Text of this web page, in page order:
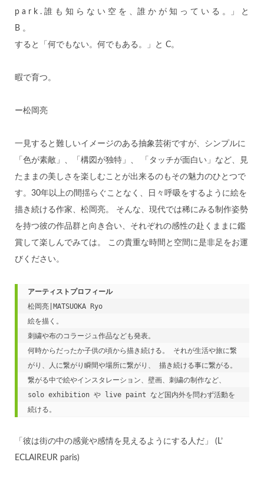
p a r k . 誰 も 知 ら な い 空 を 、誰 か が 知 っ て い る 。」 と
B 。
すると「何でもない。何でもある。」と C。
暇で育つ。
ー松岡亮
一見すると難しいイメージのある抽象芸術ですが、シンプルに
「色が素敵」、「構図が独特」、 「タッチが面白い」など、見
たままの美しさを楽しむことが出来るのもその魅力のひとつで
す。30年以上の間揺らぐことなく、日々呼吸をするように絵を
描き続ける作家、松岡亮。 そんな、現代では稀にみる制作姿勢
を持つ彼の作品群と向き合い、それぞれの感性の赴くままに鑑
賞して楽しんでみては。 この貴重な時間と空間に是非足をお運
びください。
アーティストプロフィール
松岡亮|MATSUOKA Ryo
絵を描く。
刺繍や布のコラージュ作品なども発表。
何時からだったか子供の頃から描き続ける。 それが生活や旅に繋
がり、人に繋がり瞬間や場所に繋がり、 描き続ける事に繋がる。
繋がる中で絵やインスタレーション、壁画、刺繍の制作など、
solo exhibition や live paint など国内外を問わず活動を
続ける。
「彼は街の中の感覚や感情を見えるようにする人だ」 (L’
ECLAIREUR paris)